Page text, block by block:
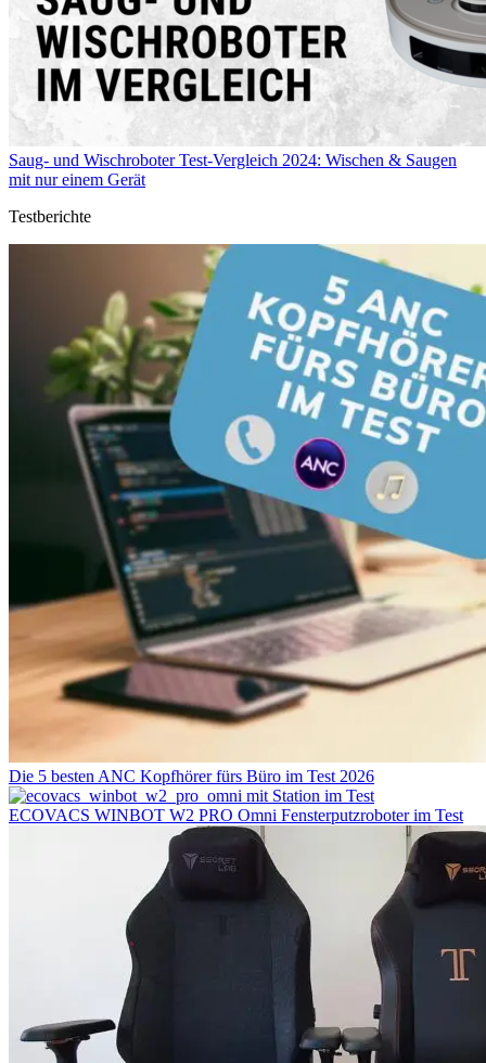
Saug- und Wischroboter Test-Vergleich 2024: Wischen & Saugen
mit nur einem Gerät
Testberichte
Die 5 besten ANC Kopfhörer fürs Büro im Test 2026
ECOVACS WINBOT W2 PRO Omni Fensterputzroboter im Test